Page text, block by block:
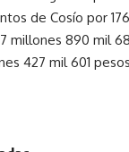
de Cosío por
millones 890 mil
427 mil 601